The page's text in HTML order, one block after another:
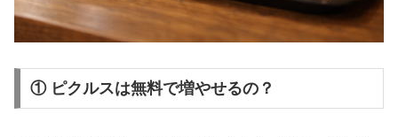
① ピクルスは無料で増やせるの？